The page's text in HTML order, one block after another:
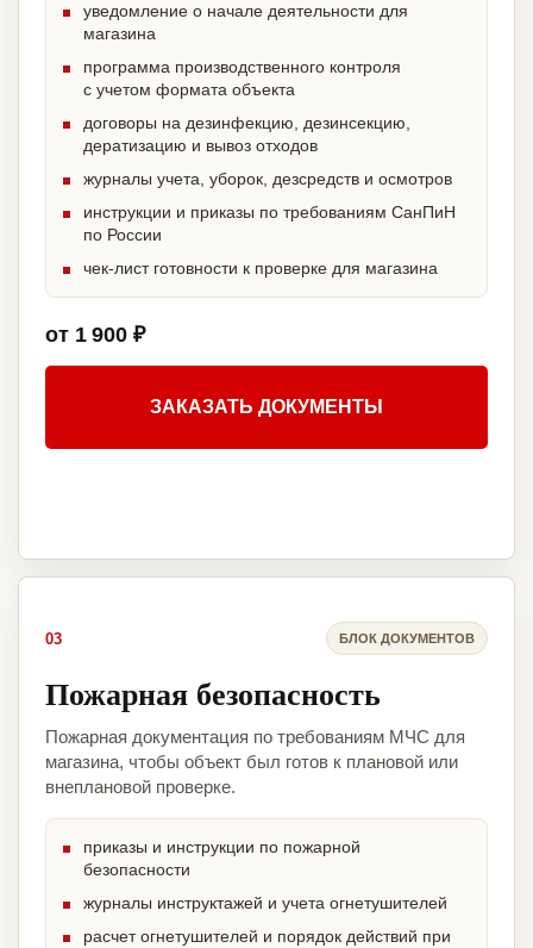
уведомление о начале деятельности для
магазина
программа производственного контроля
с учетом формата объекта
договоры на дезинфекцию, дезинсекцию,
дератизацию и вывоз отходов
журналы учета, уборок, дезсредств и осмотров
инструкции и приказы по требованиям СанПиН
по России
чек-лист готовности к проверке для магазина
от 1 900 ₽
ЗАКАЗАТЬ ДОКУМЕНТЫ
03 БЛОК ДОКУМЕНТОВ
Пожарная безопасность
Пожарная документация по требованиям МЧС для
магазина, чтобы объект был готов к плановой или
внеплановой проверке.
приказы и инструкции по пожарной
безопасности
журналы инструктажей и учета огнетушителей
расчет огнетушителей и порядок действий при